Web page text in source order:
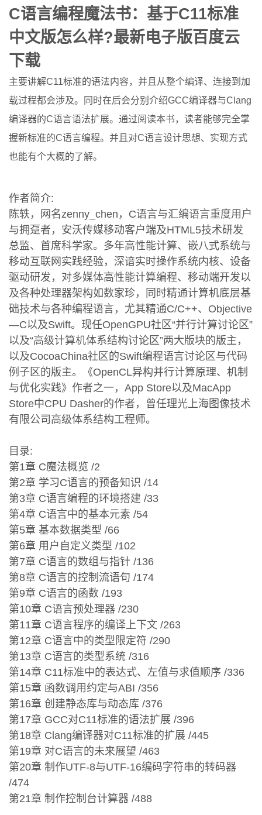
C语言编程魔法书：基于C11标准
中文版怎么样?最新电子版百度云
下载
主要讲解C11标准的语法内容，并且从整个编译、连接到加
载过程都会涉及。同时在后会分别介绍GCC编译器与Clang
编译器的C语言语法扩展。通过阅读本书，读者能够完全掌
握新标准的C语言编程。并且对C语言设计思想、实现方式
也能有个大概的了解。
作者简介:
陈轶，网名zenny_chen，C语言与汇编语言重度用户
与拥趸者，安沃传媒移动客户端及HTML5技术研发
总监、首席科学家。多年高性能计算、嵌八式系统与
移动互联网实践经验，深谙实时操作系统内核、设备
驱动研发，对多媒体高性能计算编程、移动端开发以
及各种处理器架构如数家珍，同时精通计算机底层基
础技术与各种编程语言，尤其精通C/C++、Objective
—C以及Swift。现任OpenGPU社区“并行计算讨论区”
以及“高级计算机体系结构讨论区”两大版块的版主，
以及CocoaChina社区的Swift编程语言讨论区与代码
例子区的版主。《OpenCL异构并行计算原理、机制
与优化实践》作者之一，App Store以及MacApp
Store中CPU Dasher的作者，曾任理光上海图像技术
有限公司高级体系结构工程师。
目录:
第1章 C魔法概览 /2
第2章 学习C语言的预备知识 /14
第3章 C语言编程的环境搭建 /33
第4章 C语言中的基本元素 /54
第5章 基本数据类型 /66
第6章 用户自定义类型 /102
第7章 C语言的数组与指针 /136
第8章 C语言的控制流语句 /174
第9章 C语言的函数 /193
第10章 C语言预处理器 /230
第11章 C语言程序的编译上下文 /263
第12章 C语言中的类型限定符 /290
第13章 C语言的类型系统 /316
第14章 C11标准中的表达式、左值与求值顺序 /336
第15章 函数调用约定与ABI /356
第16章 创建静态库与动态库 /376
第17章 GCC对C11标准的语法扩展 /396
第18章 Clang编译器对C11标准的扩展 /445
第19章 对C语言的未来展望 /463
第20章 制作UTF-8与UTF-16编码字符串的转码器
/474
第21章 制作控制台计算器 /488